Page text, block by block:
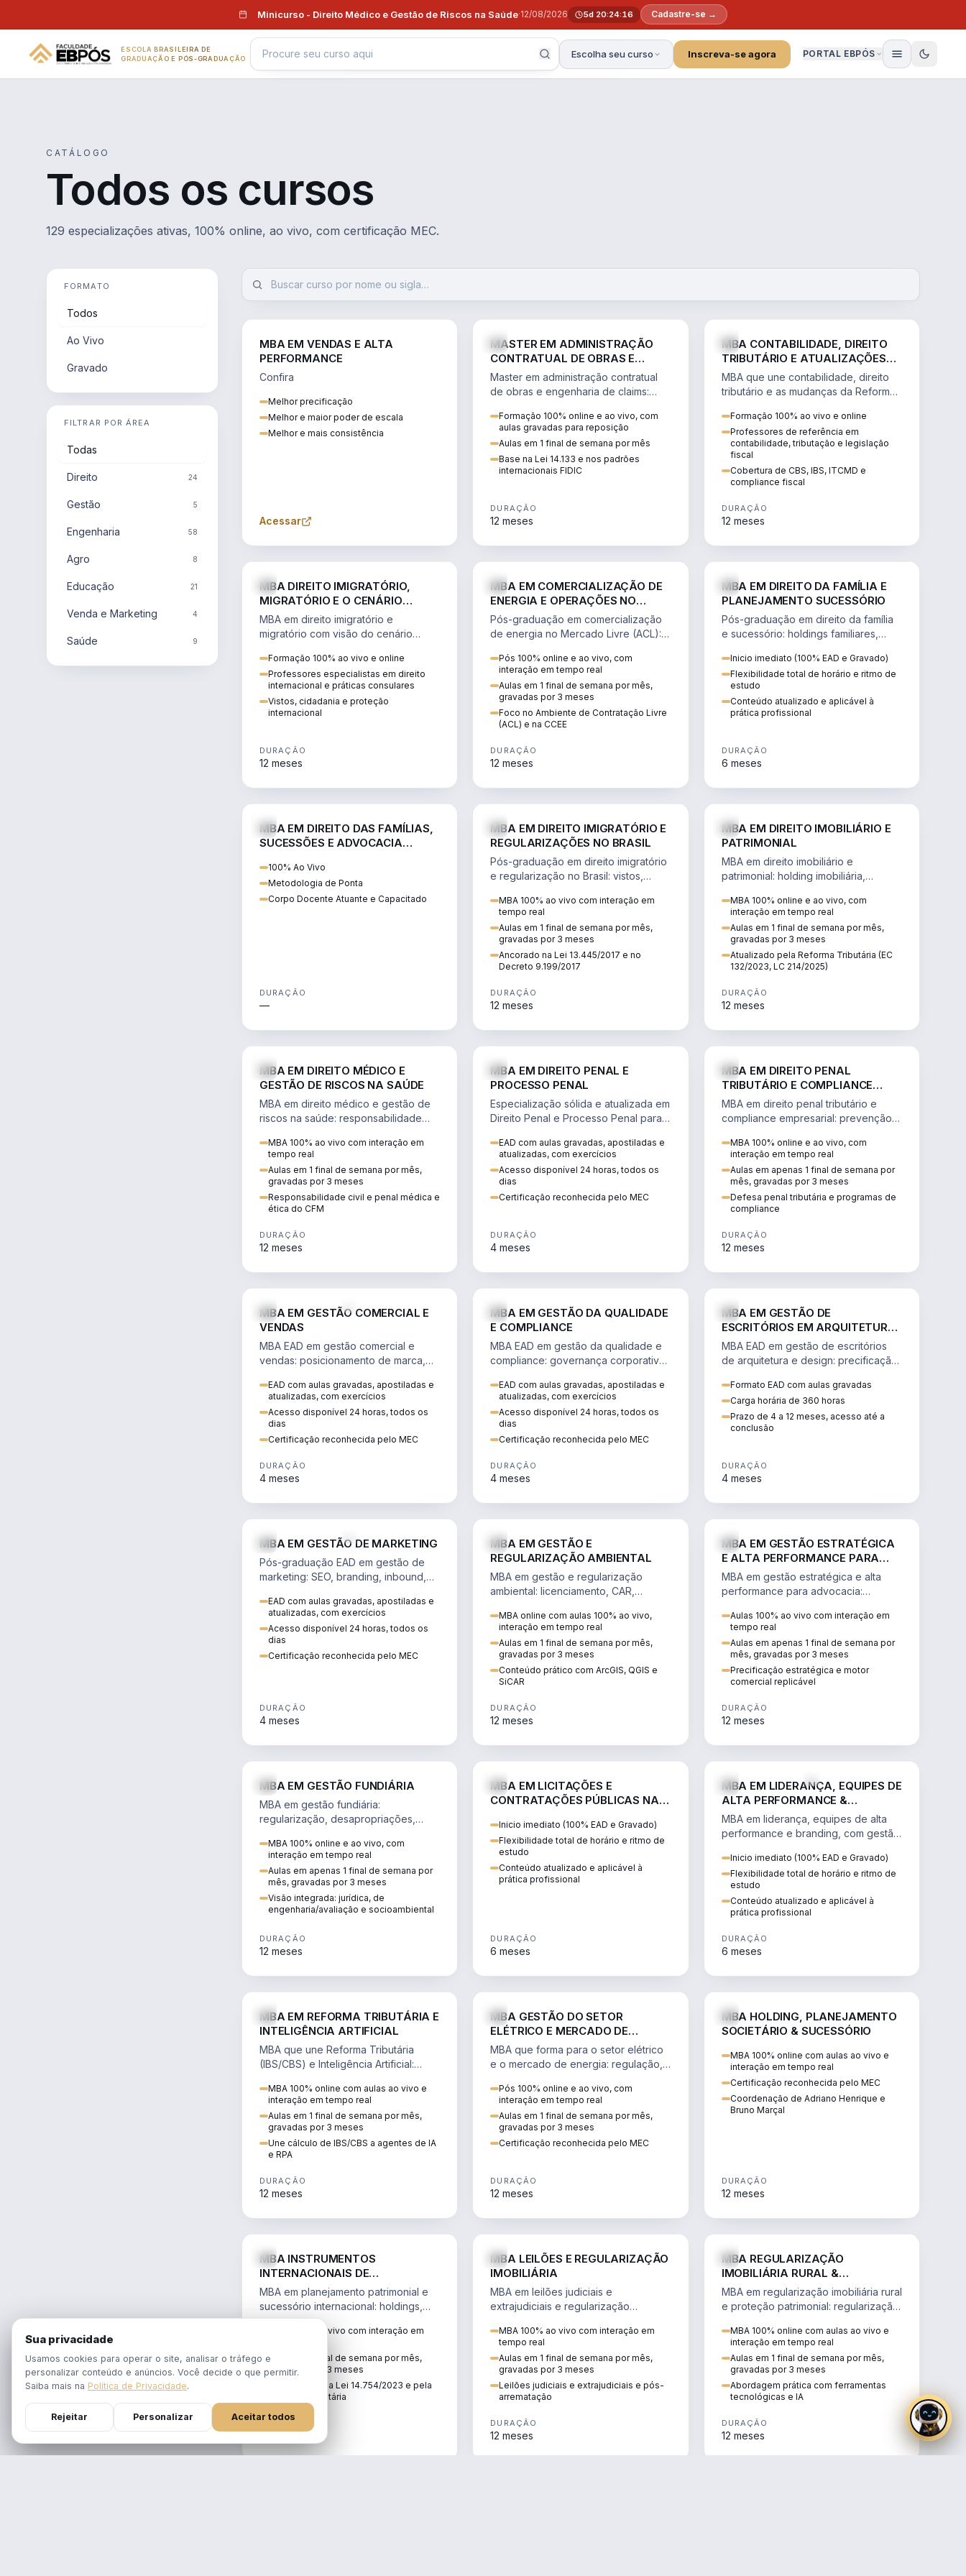
Minicurso - Direito Médico e Gestão de Riscos na Saúde·12/08/2026 5d 20:24:14 Cadastre-se →
ESCOLA BRASILEIRA DE
GRADUAÇÃO E PÓS-GRADUAÇÃO
Escolha seu curso Inscreva-se agora PORTAL EBPÓS
CATÁLOGO
Todos os cursos
129 especializações ativas, 100% online, ao vivo, com certificação MEC.
FORMATO
Todos
Ao Vivo
Gravado
FILTRAR POR ÁREA
Todas
Direito 24
Gestão 5
Engenharia 58
Agro 8
Educação 21
Venda e Marketing 4
Saúde 9
MBA EM VENDAS E ALTA
PERFORMANCE
Confira
Melhor precificação
Melhor e maior poder de escala
Melhor e mais consistência
Acessar
MASTER EM ADMINISTRAÇÃO
CONTRATUAL DE OBRAS E
ENGENHARIA DE CLAIMS
Master em administração contratual
de obras e engenharia de claims:
pleitos, delay analysis e FIDIC.
Formação 100% online e ao vivo, com
aulas gravadas para reposição
Aulas em 1 final de semana por mês
Base na Lei 14.133 e nos padrões
internacionais FIDIC
DURAÇÃO
12 meses
MBA CONTABILIDADE, DIREITO
TRIBUTÁRIO E ATUALIZAÇÕES
DA REFORMA TRIBUTÁRIA
MBA que une contabilidade, direito
tributário e as mudanças da Reforma
estratégica no novo cenário.
Formação 100% ao vivo e online
Professores de referência em
contabilidade, tributação e legislação
fiscal
Cobertura de CBS, IBS, ITCMD e
compliance fiscal
DURAÇÃO
12 meses
MBA DIREITO IMIGRATÓRIO,
MIGRATÓRIO E O CENÁRIO
INTERNACIONAL
MBA em direito imigratório e
migratório com visão do cenário
regularização e consultoria
transnacional.
Formação 100% ao vivo e online
Professores especialistas em direito
internacional e práticas consulares
Vistos, cidadania e proteção
internacional
DURAÇÃO
12 meses
MBA EM COMERCIALIZAÇÃO DE
ENERGIA E OPERAÇÕES NO
MERCADO LIVRE
Pós-graduação em comercialização
de energia no Mercado Livre (ACL):
risco e migração de clientes.
Pós 100% online e ao vivo, com
interação em tempo real
Aulas em 1 final de semana por mês,
gravadas por 3 meses
Foco no Ambiente de Contratação Livre
(ACL) e na CCEE
DURAÇÃO
12 meses
MBA EM DIREITO DA FAMÍLIA E
PLANEJAMENTO SUCESSÓRIO
Pós-graduação em direito da família
e sucessório: holdings familiares,
tributação da sucessão.
Inicio imediato (100% EAD e Gravado)
Flexibilidade total de horário e ritmo de
estudo
Conteúdo atualizado e aplicável à
prática profissional
DURAÇÃO
6 meses
MBA EM DIREITO DAS FAMÍLIAS,
SUCESSÕES E ADVOCACIA
100% Ao Vivo
Metodologia de Ponta
Corpo Docente Atuante e Capacitado
DURAÇÃO
—
MBA EM DIREITO IMIGRATÓRIO E
REGULARIZAÇÕES NO BRASIL
Pós-graduação em direito imigratório
e regularização no Brasil: vistos,
tributação do imigrante.
MBA 100% ao vivo com interação em
tempo real
Aulas em 1 final de semana por mês,
gravadas por 3 meses
Ancorado na Lei 13.445/2017 e no
Decreto 9.199/2017
DURAÇÃO
12 meses
MBA EM DIREITO IMOBILIÁRIO E
PATRIMONIAL
MBA em direito imobiliário e
patrimonial: holding imobiliária,
contratos e impactos da Reforma
Tributária.
MBA 100% online e ao vivo, com
interação em tempo real
Aulas em 1 final de semana por mês,
gravadas por 3 meses
Atualizado pela Reforma Tributária (EC
132/2023, LC 214/2025)
DURAÇÃO
12 meses
MBA EM DIREITO MÉDICO E
GESTÃO DE RISCOS NA SAÚDE
MBA em direito médico e gestão de
riscos na saúde: responsabilidade
judicialização e planejamento
patrimonial.
MBA 100% ao vivo com interação em
tempo real
Aulas em 1 final de semana por mês,
gravadas por 3 meses
Responsabilidade civil e penal médica e
ética do CFM
DURAÇÃO
12 meses
MBA EM DIREITO PENAL E
PROCESSO PENAL
Especialização sólida e atualizada em
Direito Penal e Processo Penal para a
jurídicos.
EAD com aulas gravadas, apostiladas e
atualizadas, com exercícios
Acesso disponível 24 horas, todos os
dias
Certificação reconhecida pelo MEC
DURAÇÃO
4 meses
MBA EM DIREITO PENAL
TRIBUTÁRIO E COMPLIANCE
EMPRESARIAL
MBA em direito penal tributário e
compliance empresarial: prevenção à
tributários e auditoria.
MBA 100% online e ao vivo, com
interação em tempo real
Aulas em apenas 1 final de semana por
mês, gravadas por 3 meses
Defesa penal tributária e programas de
compliance
DURAÇÃO
12 meses
MBA EM GESTÃO COMERCIAL E
VENDAS
MBA EAD em gestão comercial e
vendas: posicionamento de marca,
comportamento do consumidor na
era digital.
EAD com aulas gravadas, apostiladas e
atualizadas, com exercícios
Acesso disponível 24 horas, todos os
dias
Certificação reconhecida pelo MEC
DURAÇÃO
4 meses
MBA EM GESTÃO DA QUALIDADE
E COMPLIANCE
MBA EAD em gestão da qualidade e
compliance: governança corporativa,
contínua e IA aplicada a processos.
EAD com aulas gravadas, apostiladas e
atualizadas, com exercícios
Acesso disponível 24 horas, todos os
dias
Certificação reconhecida pelo MEC
DURAÇÃO
4 meses
MBA EM GESTÃO DE
ESCRITÓRIOS EM ARQUITETURA
E DESIGN
MBA EAD em gestão de escritórios
de arquitetura e design: precificação,
gestão de equipes criativas.
Formato EAD com aulas gravadas
Carga horária de 360 horas
Prazo de 4 a 12 meses, acesso até a
conclusão
DURAÇÃO
4 meses
MBA EM GESTÃO DE MARKETING
Pós-graduação EAD em gestão de
marketing: SEO, branding, inbound,
decisões orientadas por dados.
EAD com aulas gravadas, apostiladas e
atualizadas, com exercícios
Acesso disponível 24 horas, todos os
dias
Certificação reconhecida pelo MEC
DURAÇÃO
4 meses
MBA EM GESTÃO E
REGULARIZAÇÃO AMBIENTAL
MBA em gestão e regularização
ambiental: licenciamento, CAR,
perícia ambiental com ArcGIS, QGIS e
SiCAR.
MBA online com aulas 100% ao vivo,
interação em tempo real
Aulas em 1 final de semana por mês,
gravadas por 3 meses
Conteúdo prático com ArcGIS, QGIS e
SiCAR
DURAÇÃO
12 meses
MBA EM GESTÃO ESTRATÉGICA
E ALTA PERFORMANCE PARA
ADVOCACIA
MBA em gestão estratégica e alta
performance para advocacia:
escalável, lucrativo e bem
precificado.
Aulas 100% ao vivo com interação em
tempo real
Aulas em apenas 1 final de semana por
mês, gravadas por 3 meses
Precificação estratégica e motor
comercial replicável
DURAÇÃO
12 meses
MBA EM GESTÃO FUNDIÁRIA
MBA em gestão fundiária:
regularização, desapropriações,
ambiental em projetos de
infraestrutura.
MBA 100% online e ao vivo, com
interação em tempo real
Aulas em apenas 1 final de semana por
mês, gravadas por 3 meses
Visão integrada: jurídica, de
engenharia/avaliação e socioambiental
DURAÇÃO
12 meses
MBA EM LICITAÇÕES E
CONTRATAÇÕES PÚBLICAS NA
Inicio imediato (100% EAD e Gravado)
Flexibilidade total de horário e ritmo de
estudo
Conteúdo atualizado e aplicável à
prática profissional
DURAÇÃO
6 meses
MBA EM LIDERANÇA, EQUIPES DE
ALTA PERFORMANCE &
BRANDING
MBA em liderança, equipes de alta
performance e branding, com gestão
e comunicação persuasiva.
Inicio imediato (100% EAD e Gravado)
Flexibilidade total de horário e ritmo de
estudo
Conteúdo atualizado e aplicável à
prática profissional
DURAÇÃO
6 meses
MBA EM REFORMA TRIBUTÁRIA E
INTELIGÊNCIA ARTIFICIAL
MBA que une Reforma Tributária
(IBS/CBS) e Inteligência Artificial:
RPA e automação da rotina fiscal.
MBA 100% online com aulas ao vivo e
interação em tempo real
Aulas em 1 final de semana por mês,
gravadas por 3 meses
Une cálculo de IBS/CBS a agentes de IA
e RPA
DURAÇÃO
12 meses
MBA GESTÃO DO SETOR
ELÉTRICO E MERCADO DE
ENERGIA
MBA que forma para o setor elétrico
e o mercado de energia: regulação,
transmissão e revisão tarifária.
Pós 100% online e ao vivo, com
interação em tempo real
Aulas em 1 final de semana por mês,
gravadas por 3 meses
Certificação reconhecida pelo MEC
DURAÇÃO
12 meses
MBA HOLDING, PLANEJAMENTO
SOCIETÁRIO & SUCESSÓRIO
MBA 100% online com aulas ao vivo e
interação em tempo real
Certificação reconhecida pelo MEC
Coordenação de Adriano Henrique e
Bruno Marçal
DURAÇÃO
12 meses
MBA INSTRUMENTOS
INTERNACIONAIS DE
PLANEJAMENTO PATRIMONIAL &
SUCESSÓRIO
MBA em planejamento patrimonial e
sucessório internacional: holdings,
trusts e offshore sob a Lei
14.754/2023 e a Reforma Tributária.
MBA 100% ao vivo com interação em
Aulas em 1 final de semana por mês,
gravadas por 3 meses
Atualizado pela Lei 14.754/2023 e pela
Reforma Tributária
DURAÇÃO
12 meses
MBA LEILÕES E REGULARIZAÇÃO
IMOBILIÁRIA
MBA em leilões judiciais e
extrajudiciais e regularização
alienação fiduciária e pós-
arrematação.
MBA 100% ao vivo com interação em
tempo real
Aulas em 1 final de semana por mês,
gravadas por 3 meses
Leilões judiciais e extrajudiciais e pós-
arrematação
DURAÇÃO
12 meses
MBA REGULARIZAÇÃO
IMOBILIÁRIA RURAL &
PROTEÇÃO PATRIMONIAL
MBA em regularização imobiliária rural
e proteção patrimonial: regularização
rural.
MBA 100% online com aulas ao vivo e
interação em tempo real
Aulas em 1 final de semana por mês,
gravadas por 3 meses
Abordagem prática com ferramentas
tecnológicas e IA
DURAÇÃO
12 meses
Sua privacidade
Usamos cookies para operar o site, analisar o tráfego e
personalizar conteúdo e anúncios. Você decide o que permitir.
Saiba mais na Política de Privacidade.
Rejeitar Personalizar Aceitar todos